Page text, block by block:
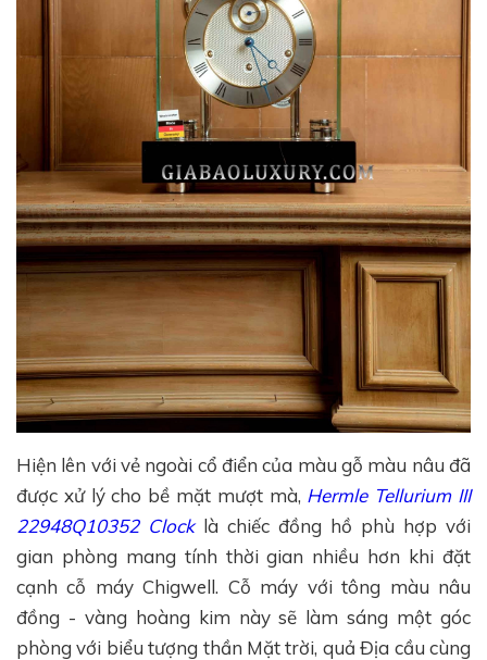
Hiện lên với vẻ ngoài cổ điển của màu gỗ màu nâu đã
được xử lý cho bề mặt mượt mà, Hermle Tellurium III
22948Q10352 Clocklà chiếc đồng hồ phù hợp với
gian phòng mang tính thời gian nhiều hơn khi đặt
cạnh cỗ máy Chigwell. Cỗ máy với tông màu nâu
đồng - vàng hoàng kim này sẽ làm sáng một góc
phòng với biểu tượng thần Mặt trời, quả Địa cầu cùng